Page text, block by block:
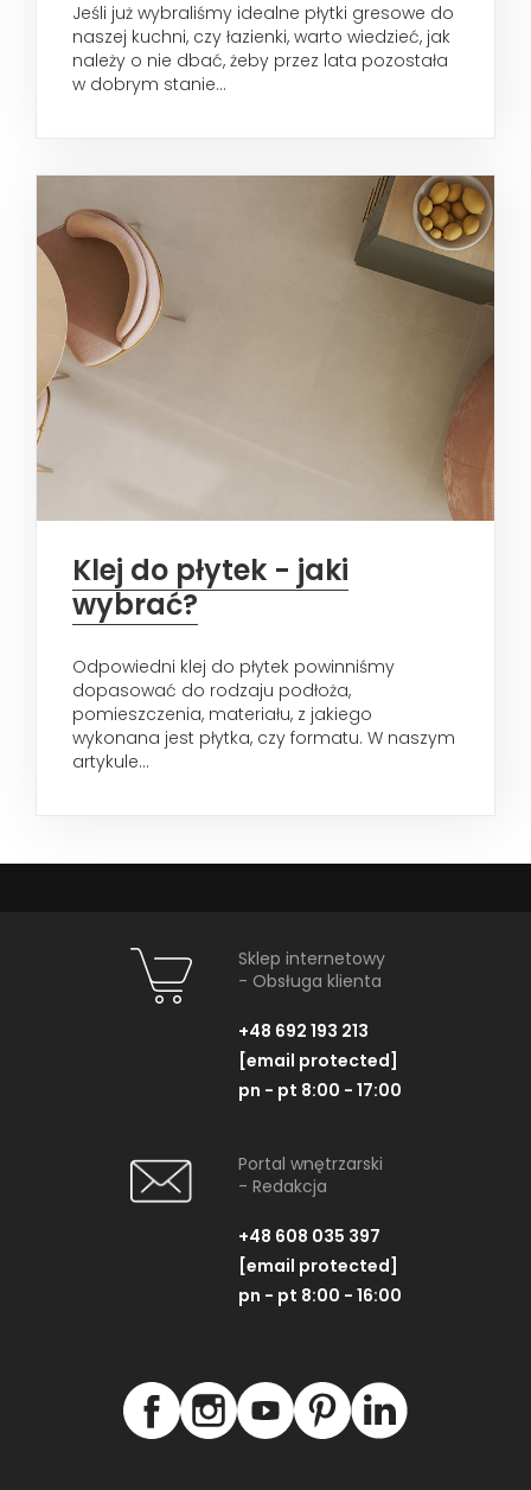
Jeśli już wybraliśmy idealne płytki gresowe do
naszej kuchni, czy łazienki, warto wiedzieć, jak
należy o nie dbać, żeby przez lata pozostała
w dobrym stanie...
Klej do płytek - jaki
wybrać?
Odpowiedni klej do płytek powinniśmy
dopasować do rodzaju podłoża,
pomieszczenia, materiału, z jakiego
wykonana jest płytka, czy formatu. W naszym
artykule...
Sklep internetowy
- Obsługa klienta
+48 692 193 213
[email protected]
pn - pt 8:00 - 17:00
Portal wnętrzarski
- Redakcja
+48 608 035 397
[email protected]
pn - pt 8:00 - 16:00